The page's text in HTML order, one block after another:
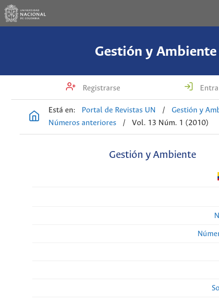
Gestión y Ambiente
Registrarse
Está en: Portal de Revistas UN /
Gestión y
Números anteriores
/ Vol. 13 Núm. 1 (2010)
Gestión y Ambiente